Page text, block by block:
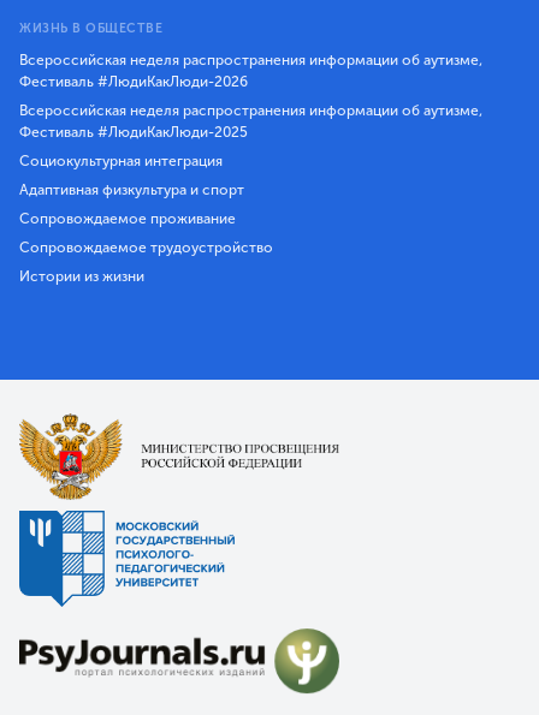
ЖИЗНЬ В ОБЩЕСТВЕ
Всероссийская неделя распространения информации об аутизме,
Фестиваль #ЛюдиКакЛюди-2026
Всероссийская неделя распространения информации об аутизме,
Фестиваль #ЛюдиКакЛюди-2025
Социокультурная интеграция
Адаптивная физкультура и спорт
Сопровождаемое проживание
Сопровождаемое трудоустройство
Истории из жизни